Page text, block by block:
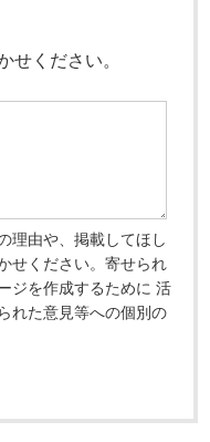
せください。
理由や、掲載してほし
せください。寄せられ
ジを作成するために 活
れた意見等への個別の